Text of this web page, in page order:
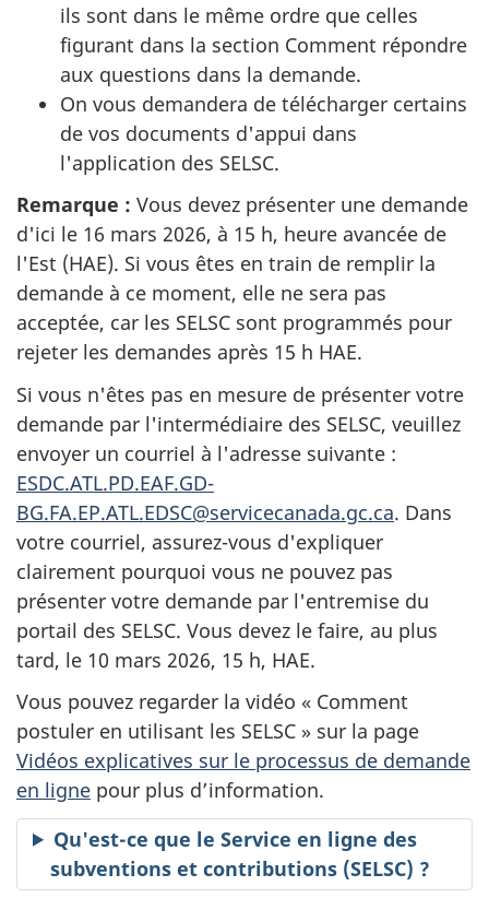
ils sont dans le même ordre que celles
figurant dans la section Comment répondre
aux questions dans la demande.
On vous demandera de télécharger certains
de vos documents d'appui dans
l'application des SELSC.
Remarque : Vous devez présenter une demande
d'ici le 16 mars 2026, à 15 h, heure avancée de
l'Est (HAE). Si vous êtes en train de remplir la
demande à ce moment, elle ne sera pas
acceptée, car les SELSC sont programmés pour
rejeter les demandes après 15 h HAE.
Si vous n'êtes pas en mesure de présenter votre
demande par l'intermédiaire des SELSC, veuillez
envoyer un courriel à l'adresse suivante :
ESDC.ATL.PD.EAF.GD-
BG.FA.EP.ATL.EDSC@servicecanada.gc.ca. Dans
votre courriel, assurez-vous d'expliquer
clairement pourquoi vous ne pouvez pas
présenter votre demande par l'entremise du
portail des SELSC. Vous devez le faire, au plus
tard, le 10 mars 2026, 15 h, HAE.
Vous pouvez regarder la vidéo « Comment
postuler en utilisant les SELSC » sur la page
Vidéos explicatives sur le processus de demande
en ligne pour plus d’information.
Qu'est-ce que le Service en ligne des
subventions et contributions (SELSC) ?